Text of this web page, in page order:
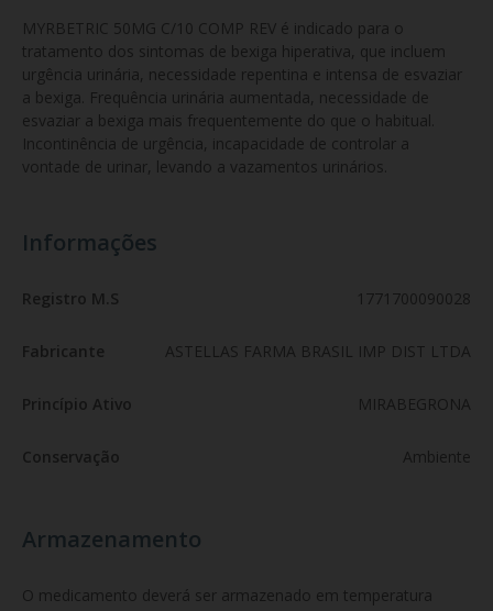
MYRBETRIC 50MG C/10 COMP REV é indicado para o
tratamento dos sintomas de bexiga hiperativa, que incluem
urgência urinária, necessidade repentina e intensa de esvaziar
a bexiga. Frequência urinária aumentada, necessidade de
esvaziar a bexiga mais frequentemente do que o habitual.
Incontinência de urgência, incapacidade de controlar a
vontade de urinar, levando a vazamentos urinários.
Informações
Registro M.S 1771700090028
Fabricante ASTELLAS FARMA BRASIL IMP DIST LTDA
Princípio Ativo MIRABEGRONA
Conservação Ambiente
Armazenamento
O medicamento deverá ser armazenado em temperatura